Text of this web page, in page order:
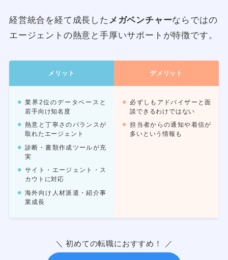
経営統合を経て成長した メガベンチャーならではの
エージェントの熱意と手厚いサポートが特徴です。
メリット デメリット
業界2位のデータベースと
若手向け知名度
熱意と丁寧さのバランスが
取れたエージェント
診断・書類作成ツールが充
実
サイト・エージェント・ス
カウトに対応
海外向け人材派遣・紹介事
業成長
必ずしもアドバイザーと面
談できるわけではない
担当者からの通知や着信が
多いという情報も
＼ 初めての転職におすすめ！ ／